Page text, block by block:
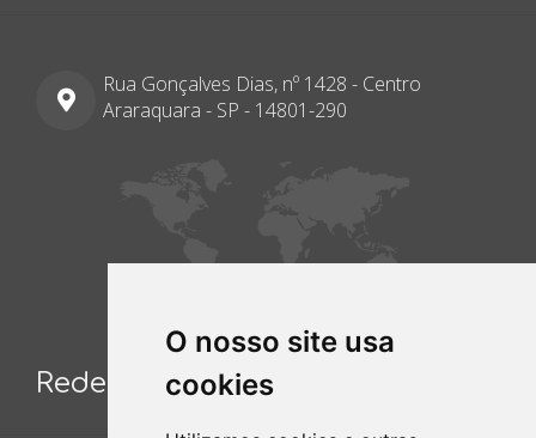
O nosso site usa
cookies
Rua Gonçalves Dias, nº 1428 - Centro
Araraquara - SP - 14801-290
Redes Sociais